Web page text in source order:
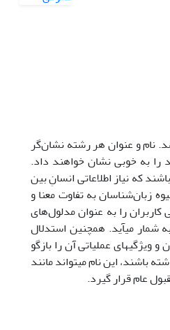
نام و عنوان هر رشته نشان‌گر
به خوبی نشان خواهند داد.
که نیاز اطلاعاتی انسانِ بین
زبان‌شناسان به تفاوت معنا و
کاربران را به عنوان مدلول‌های
شمار می­آید. همچنین استدلال
ویژگی­های عملیاتی آن را بازگو
این نام می­تواند مانند
عام قرار گیرد.